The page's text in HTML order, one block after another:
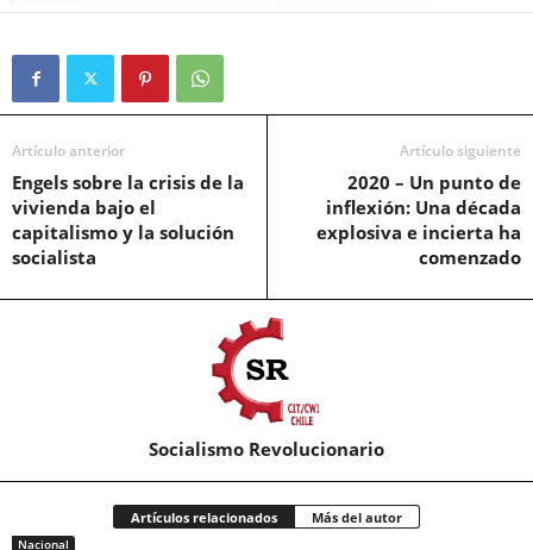
Artículo anterior
Engels sobre la crisis de la
vivienda bajo el
capitalismo y la solución
socialista
Artículo siguiente
2020 – Un punto de
inflexión: Una década
explosiva e incierta ha
comenzado
Socialismo Revolucionario
Artículos relacionados Más del autor
Nacional